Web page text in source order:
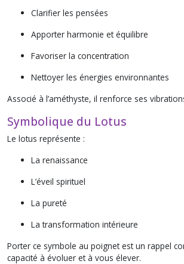
Clarifier les pensées
Apporter harmonie et équilibre
Favoriser la concentration
Nettoyer les énergies environnantes
Associé à l’améthyste, il renforce ses
Symbolique du Lotus
Le lotus représente :
La renaissance
L’éveil spirituel
La pureté
La transformation intérieure
Porter ce symbole au poignet est un rappel
capacité à évoluer et à vous élever.